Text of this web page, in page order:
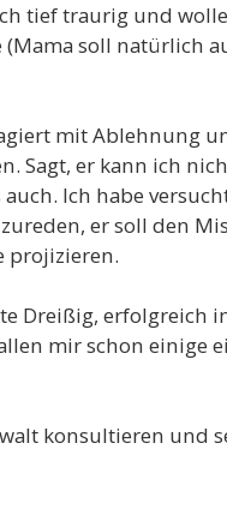
tief traurig und
(Mama soll natürlich
mit Ablehnung
Sagt, er kann ich
Ich habe
er soll den
projizieren.
Dreißig, erfolgreich
mir schon einige
konsultieren und